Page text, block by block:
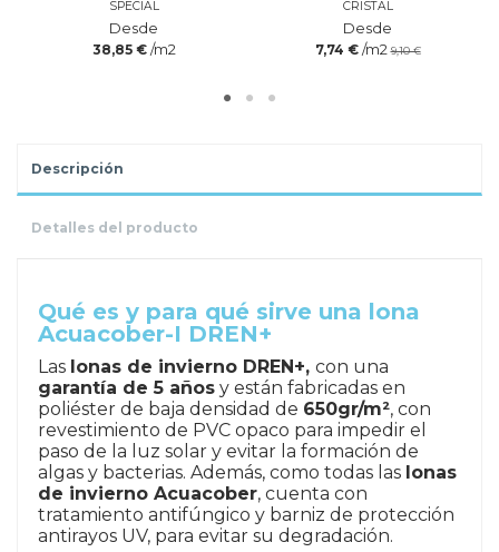
SPECIAL
Desde
38,85 € /m2
CRISTAL
Desde
7,74 € /m2 9,10 €
Descripción
Detalles del producto
Qué es y para qué sirve una lona
Acuacober-I DREN+
Las lonas de invierno DREN+, con una
garantía de 5 años y están fabricadas en
poliéster de baja densidad de 650gr/m², con
revestimiento de PVC opaco para impedir el
paso de la luz solar y evitar la formación de
algas y bacterias. Además, como todas las lonas
de invierno Acuacober, cuenta con
tratamiento antifúngico y barniz de protección
antirayos UV, para evitar su degradación.